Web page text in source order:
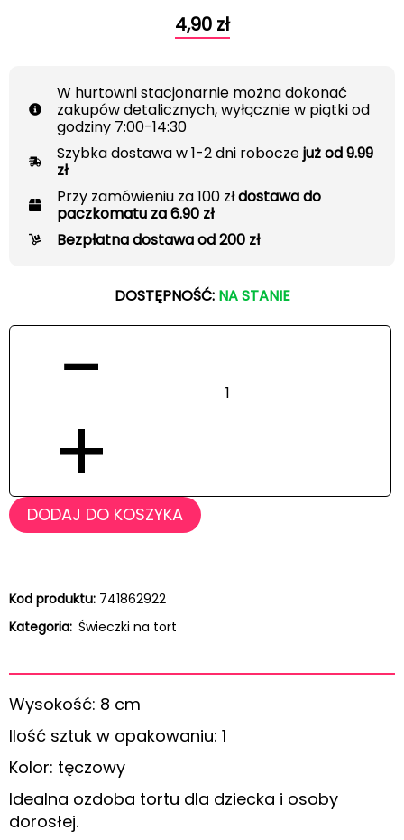
4,90 zł
W hurtowni stacjonarnie można dokonać
zakupów detalicznych, wyłącznie w piątki od
godziny 7:00-14:30
Szybka dostawa w 1-2 dni roboczejuż od 9.99
zł
Przy zamówieniu za 100 złdostawa do
paczkomatu za 6.90 zł
Bezpłatna dostawa od 200 zł
DOSTĘPNOŚĆ: NA STANIE
−
+
DODAJ DO KOSZYKA
Kod produktu: 741862922
Kategoria: Świeczki na tort
Wysokość: 8 cm
Ilość sztuk w opakowaniu: 1
Kolor: tęczowy
Idealna ozdoba tortu dla dziecka i osoby
dorosłej.